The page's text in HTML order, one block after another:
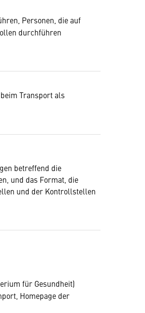
Personen, die auf
durchführen
Transport als
betreffend die
und das Format, die
und der Kontrollstellen
für Gesundheit)
Homepage der